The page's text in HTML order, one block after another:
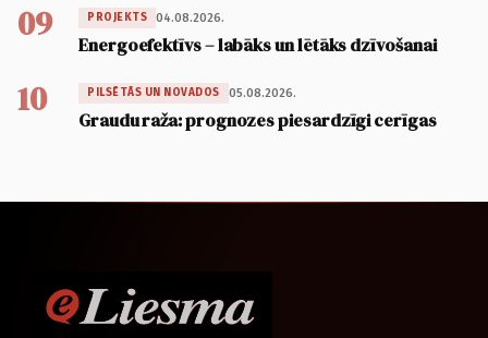
09 PROJEKTS 04.08.2026.
Energoefektīvs – labāks un lētāks dzīvošanai
10 PILSĒTĀS UN NOVADOS 05.08.2026.
Graudu raža: prognozes piesardzīgi cerīgas